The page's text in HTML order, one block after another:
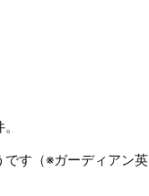
す（※ガーディアン英